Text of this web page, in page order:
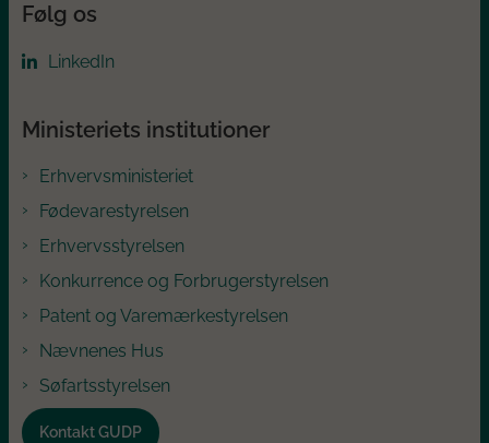
Følg os
LinkedIn
Ministeriets institutioner
Erhvervsministeriet
Fødevarestyrelsen
Erhvervsstyrelsen
Konkurrence og Forbrugerstyrelsen
Patent og Varemærkestyrelsen
Nævnenes Hus
Søfartsstyrelsen
Kontakt GUDP